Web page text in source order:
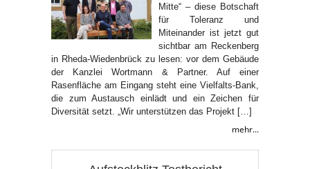
Mitte“ – diese Botschaft
für Toleranz und
Miteinander ist jetzt gut
sichtbar am Reckenberg
in Rheda-Wiedenbrück zu lesen: vor dem Gebäude
der Kanzlei Wortmann & Partner. Auf einer
Rasenfläche am Eingang steht eine Vielfalts-Bank,
die zum Austausch einlädt und ein Zeichen für
Diversität setzt. „Wir unterstützen das Projekt […]
mehr...